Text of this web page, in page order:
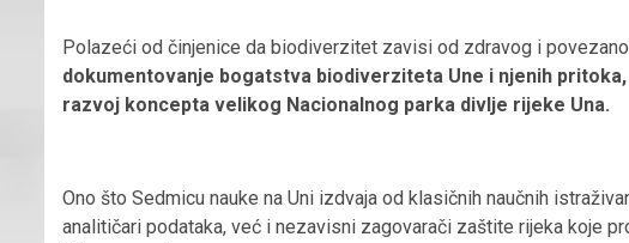
Polazeći od činjenice da biodiverzitet zavisi od zdravog i
dokumentovanje bogatstva biodiverziteta Une i njenih
razvoj koncepta velikog Nacionalnog parka divlje rijeke Una.
Ono što Sedmicu nauke na Uni izdvaja od klasičnih naučnih
analitičari podataka, već i nezavisni zagovarači zaštite rijeka koje